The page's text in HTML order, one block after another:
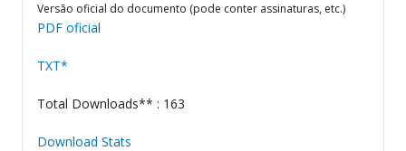
Versão oficial do documento (pode conter assinaturas, etc.)
PDF oficial
TXT*
Total Downloads** : 163
Download Stats